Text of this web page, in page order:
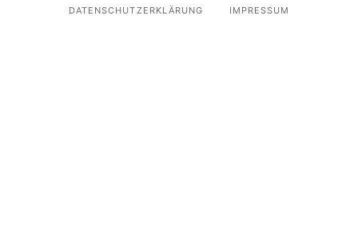
DATENSCHUTZERKLÄRUNG IMPRESSUM